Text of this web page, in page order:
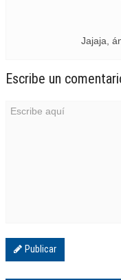
Jajaja,
Escribe un
Publicar